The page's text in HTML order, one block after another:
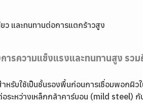
ยว และทนทานต่อการแตกร้าวสูง
ารความแข็งแรงและทนทานสูง รว
หรับใช้เป็นชั้นรองพื้นก่อนการเชื่อมพอกผิ
อระหว่างเหล็กกล้าคาร์บอน (mild